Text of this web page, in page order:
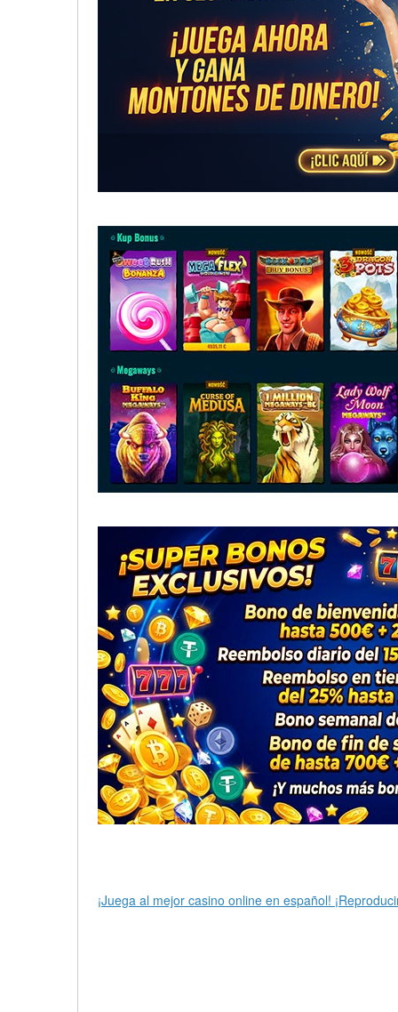
¡Juega al mejor casino online en español!